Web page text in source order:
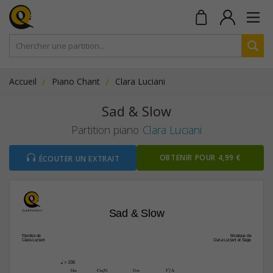
Accueil Piano Chant Clara Luciani
Sad & Slow
Partition piano Clara Luciani
ÉCOUTER UN EXTRAIT OBTENIR POUR 4,99 €
Sad & Slow
Paroles de
Clara Luciani
Musique de
Clara Luciani et Sage
G‹ C‹/G G‹ F7/A
q = 108